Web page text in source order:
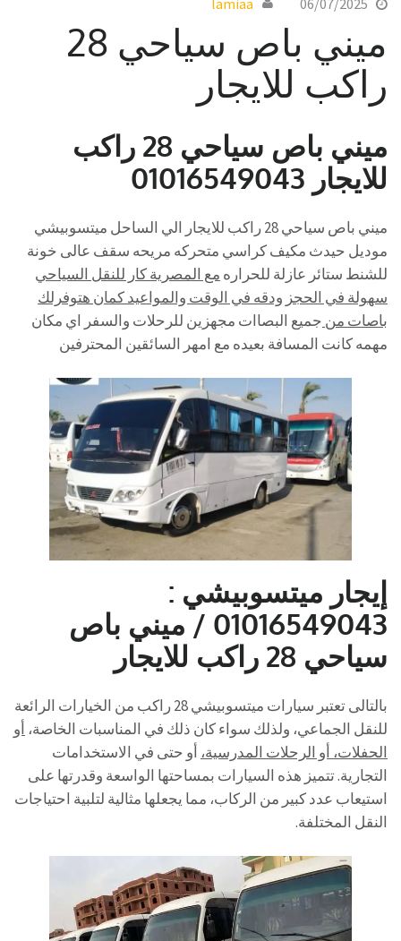
ميني باص سياحي 28
راكب للايجار
ميني باص سياحي 28 راكب
للايجار 01016549043
ميني باص سياحي 28 راكب للايجار الي الساحل ميتسوبيشي
موديل حيدث مكيف كراسي متحركه مريحه سقف عالى خونة
للشنط ستائر عازلة للحراره مع المصرية كار للنقل السياحي
سهولة في الحجز ودقه في الوقت والمواعيد كمان هتوفرلك
باصات من جميع البصاات مجهزين للرحلات والسفر اي مكان
مهمه كانت المسافة بعيده مع امهر السائقين المحترفين
إيجار ميتسوبيشي :
01016549043 / ميني باص
سياحي 28 راكب للايجار
بالتالى تعتبر سيارات ميتسوبيشي 28 راكب من الخيارات الرائعة
للنقل الجماعي، ولذلك سواء كان ذلك في المناسبات الخاصة، أو
الحفلات، أو الرحلات المدرسية، أو حتى في الاستخدامات
التجارية. تتميز هذه السيارات بمساحتها الواسعة وقدرتها على
استيعاب عدد كبير من الركاب، مما يجعلها مثالية لتلبية احتياجات
النقل المختلفة.